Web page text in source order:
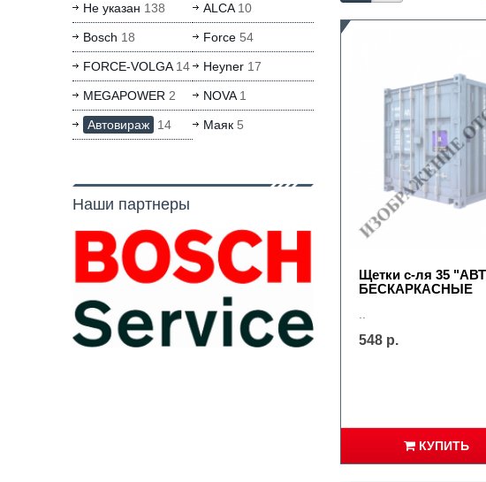
Не указан 138 ALCA10
Bosch 18 Force 54
FORCE-VOLGA14 Heyner 17
MEGAPOWER 2 NOVA1
Автовираж 14 Маяк 5
Наши партнеры
Щетки с-ля 35
БЕСКАРКАСНЫЕ
..
548 р.
КУПИТЬ